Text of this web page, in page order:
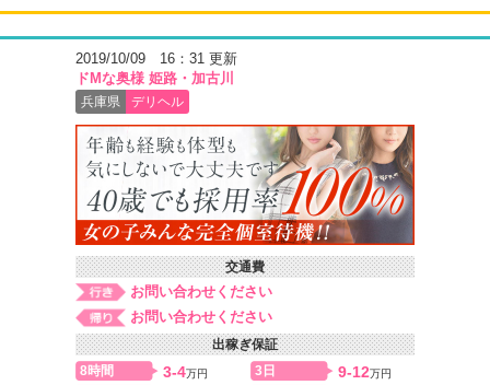
2019/10/09 16：31 更新
ドМな奥様 姫路・加古川
兵庫県 デリヘル
交通費
お問い合わせください
お問い合わせください
出稼ぎ保証
8時間
3-4万円 3日 9-12万円